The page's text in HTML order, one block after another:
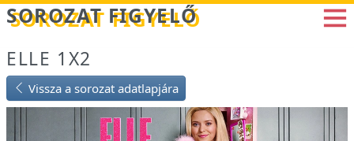
Betöltés...
SOROZAT FIGYELŐ
ELLE 1X2
Vissza a sorozat adatlapjára